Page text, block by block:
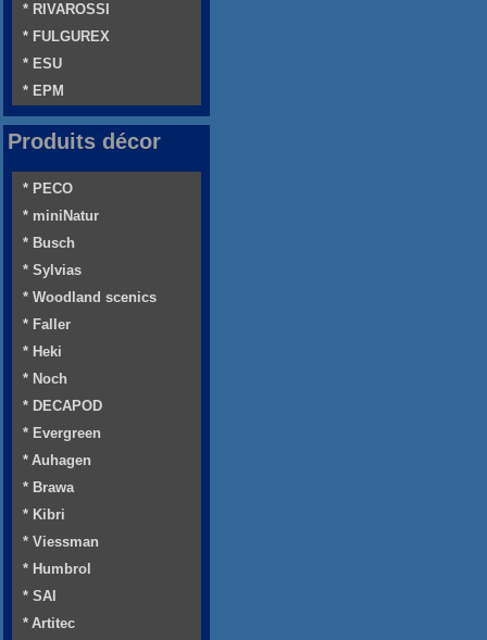
* RIVAROSSI
* FULGUREX
* ESU
* EPM
Produits décor
* PECO
* miniNatur
* Busch
* Sylvias
* Woodland scenics
* Faller
* Heki
* Noch
* DECAPOD
* Evergreen
* Auhagen
* Brawa
* Kibri
* Viessman
* Humbrol
* SAI
* Artitec